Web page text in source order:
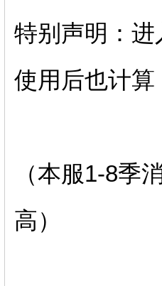
特别声明：
使用后也计算
（本服1-8季
高）